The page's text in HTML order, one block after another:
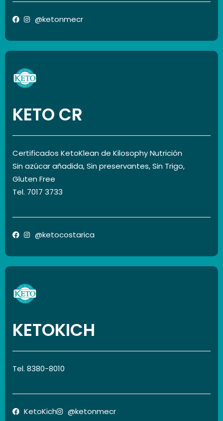
@ketonmecr
KETO CR
Certificados KetoKlean de Kilosophy Nutrición
Sin azúcar añadida, Sin preservantes, Sin Trigo,
Gluten Free
Tel. 7017 3733
@ketocostarica
KETOKICH
Tel. 8380-8010
KetoKich @ketonmecr